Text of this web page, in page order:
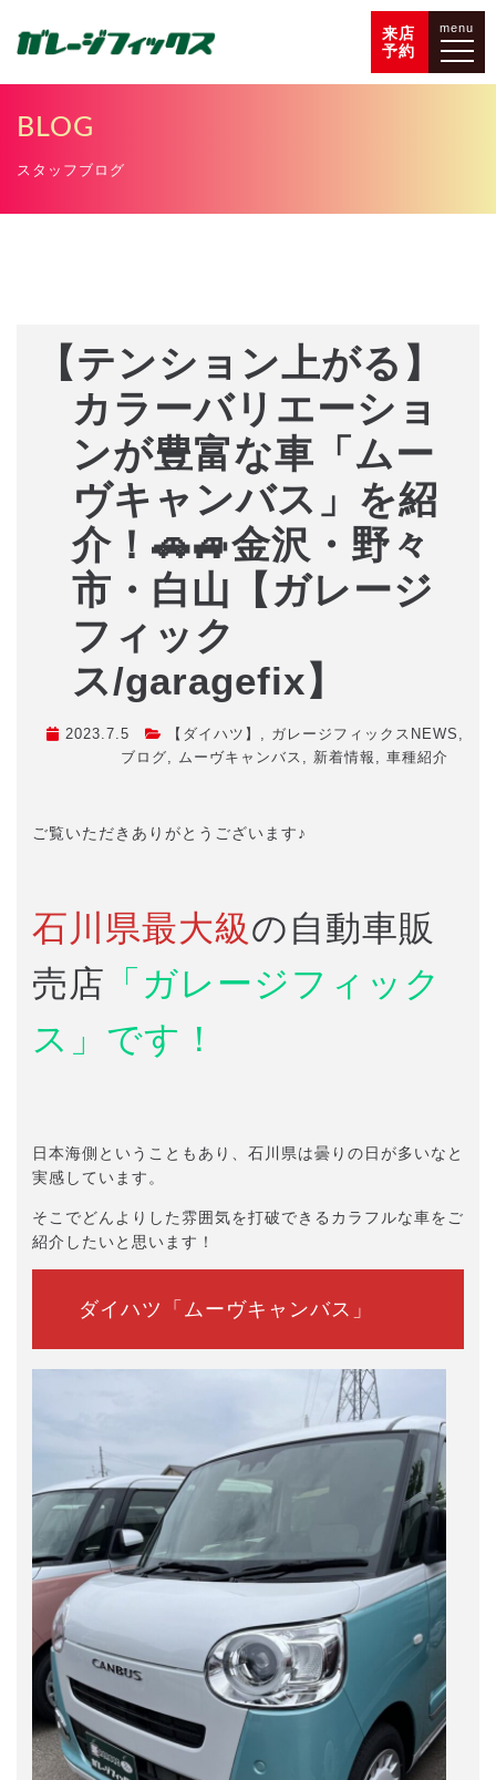
来店
予約
menu
BLOG
スタッフブログ
【テンション上がる】
カラーバリエーショ
ンが豊富な車「ムー
ヴキャンバス」を紹
介！🚗🚙金沢・野々
市・白山【ガレージ
フィック
ス/garagefix】
2023.7.5 【ダイハツ】 , ガレージフィックスNEWS ,
ブログ, ムーヴキャンバス , 新着情報 , 車種紹介
ご覧いただきありがとうございます♪
石川県最大級の自動車販
売店 「ガレージフィック
ス」です！
日本海側ということもあり、石川県は曇りの日が多いなと
実感しています。
そこでどんよりした雰囲気を打破できるカラフルな車をご
紹介したいと思います！
ダイハツ「ムーヴキャンバス」